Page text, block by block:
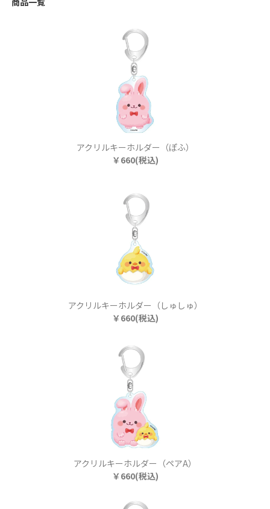
アクリルキーホルダー（ぽふ）
￥660(税込)
アクリルキーホルダー（しゅしゅ）
￥660(税込)
アクリルキーホルダー（ペアA）
￥660(税込)